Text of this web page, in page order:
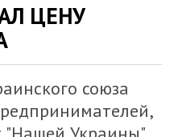
ЦЕНУ
союза